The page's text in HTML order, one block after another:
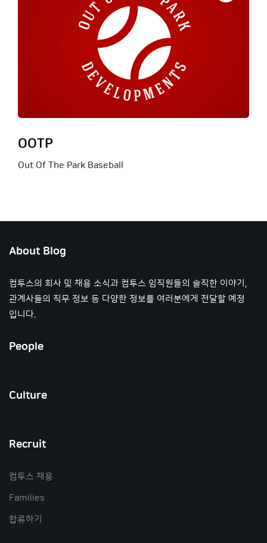
OOTP
Out Of The Park Baseball
About Blog
컴투스의 회사 및 채용 소식과 컴투스 임직원들의 솔직한 이야기,
관계사들의 직무 정보 등 다양한 정보를 여러분에게 전달할 예정
입니다.
People
Culture
Recruit
컴투스 채용
Families
합류하기